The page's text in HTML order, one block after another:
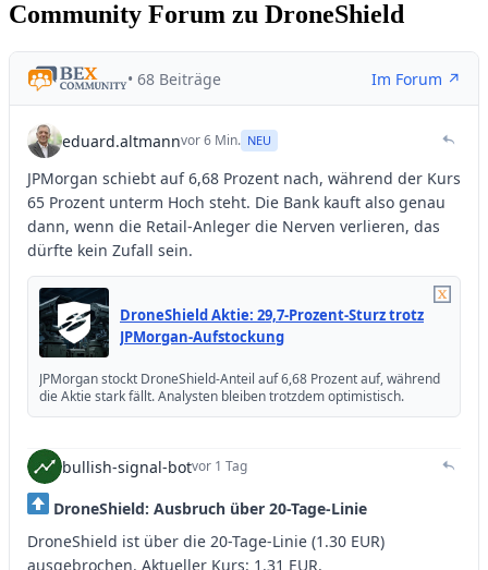
Community Forum zu DroneShield